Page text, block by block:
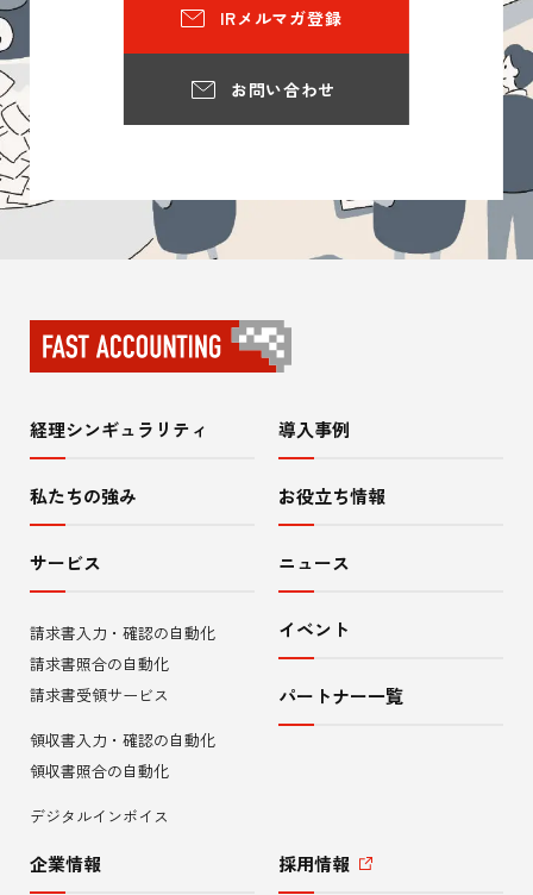
お問い合わせ
IRメルマガ登録
サ
イ
内
メ
ニ
ュ
ー
経理シンギュラリティ
私たちの強み
サービス
請求書入力・確認の自動化
請求書照合の自動化
請求書受領サービス
領収書入力・確認の自動化
領収書照合の自動化
デジタルインボイス
導入事例
お役立ち情報
ニュース
イベント
パートナー一覧
企業情報 採用情報